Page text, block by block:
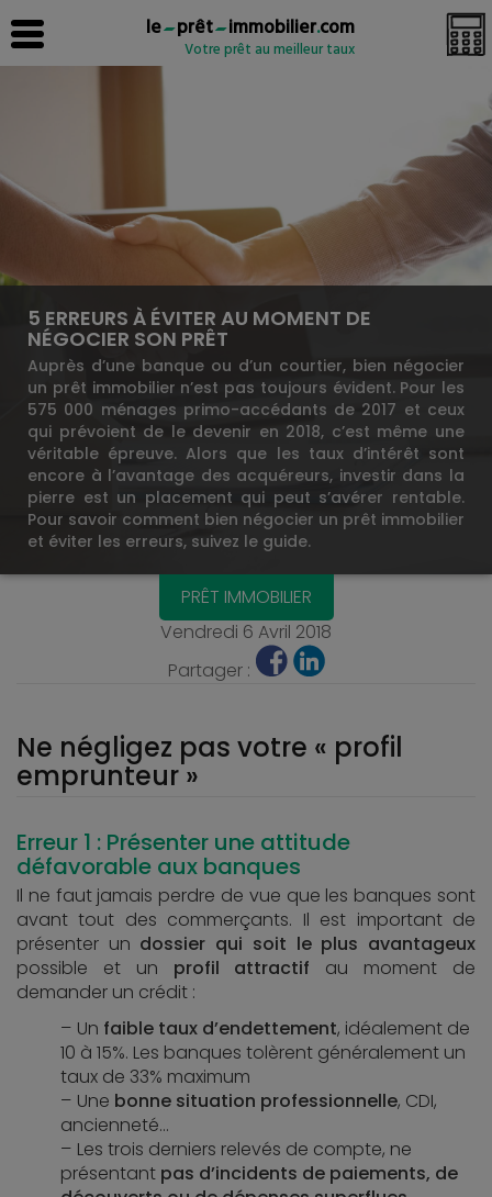
le prêt immobilier.com
Votre prêt au meilleur taux
5 ERREURS À ÉVITER AU MOMENT DE
NÉGOCIER SON PRÊT
Auprès d’une banque ou d’un courtier, bien négocier
un prêt immobilier n’est pas toujours évident. Pour les
575 000 ménages primo-accédants de 2017 et ceux
qui prévoient de le devenir en 2018, c’est même une
véritable épreuve. Alors que les taux d’intérêt sont
encore à l’avantage des acquéreurs, investir dans la
pierre est un placement qui peut s’avérer rentable.
Pour savoir comment bien négocier un prêt immobilier
et éviter les erreurs, suivez le guide.
PRÊT IMMOBILIER
Vendredi 6 Avril 2018
Partager :
Ne négligez pas votre « profil
emprunteur »
Erreur 1 : Présenter une attitude
défavorable aux banques
Il ne faut jamais perdre de vue que les banques sont
avant tout des commerçants. Il est important de
présenter un dossier qui soit le plus avantageux
possible et un profil attractif au moment de
demander un crédit :
Un faible taux d’endettement, idéalement de
10 à 15%. Les banques tolèrent généralement un
taux de 33% maximum
Une bonne situation professionnelle, CDI,
ancienneté…
Les trois derniers relevés de compte, ne
présentant pas d’incidents de paiements, de